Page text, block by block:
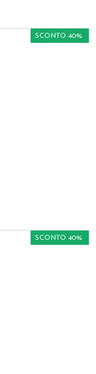
SCONTO 40%
SCONTO 40%